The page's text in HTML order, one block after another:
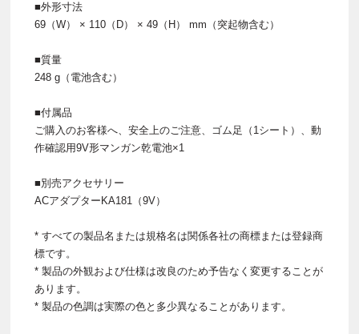
■外形寸法
69（W） × 110（D） × 49（H） mm（突起物含む）
■質量
248 g（電池含む）
■付属品
ご購入のお客様へ、安全上のご注意、ゴム足（1シート）、動
作確認用9V形マンガン乾電池×1
■別売アクセサリー
ACアダプターKA181（9V）
* すべての製品名または規格名は関係各社の商標または登録商
標です。
* 製品の外観および仕様は改良のため予告なく変更することが
あります。
* 製品の色調は実際の色と多少異なることがあります。